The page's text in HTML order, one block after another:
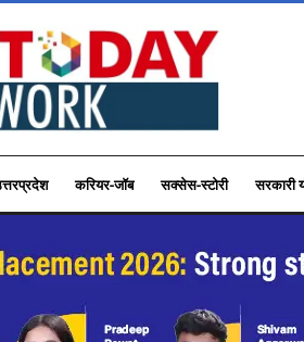
करियर-जॉब सक्सेस-स्टोरी सरकारी